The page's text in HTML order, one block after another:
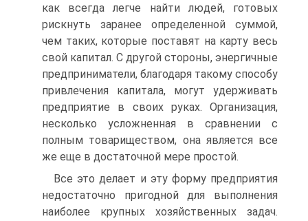
как всегда легче найти людей, готовых
рискнуть заранее определенной суммой,
чем таких, которые поставят на карту весь
свой капитал. С другой стороны, энергичные
предприниматели, благодаря такому способу
привлечения капитала, могут удерживать
предприятие в своих руках. Организация,
несколько усложненная в сравнении с
полным товариществом, она является все
же еще в достаточной мере простой.
Все это делает и эту форму предприятия
недостаточно пригодной для выполнения
наиболее крупных хозяйственных задач.